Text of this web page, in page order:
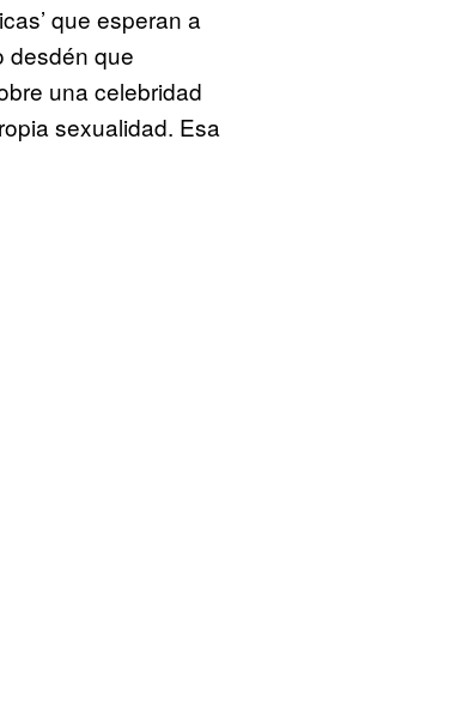
que esperan a
desdén que
una celebridad
sexualidad. Esa